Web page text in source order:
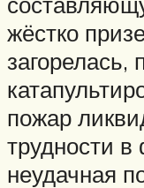
жёстко
загорелась,
пожар
трудности
неудачная